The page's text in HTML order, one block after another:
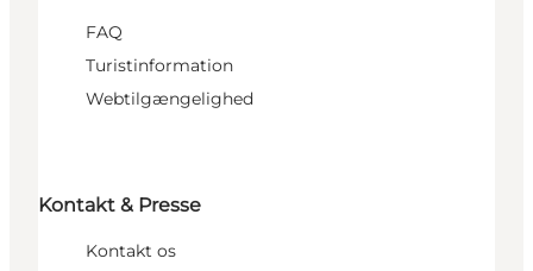
FAQ
Turistinformation
Webtilgængelighed
Kontakt & Presse
Kontakt os